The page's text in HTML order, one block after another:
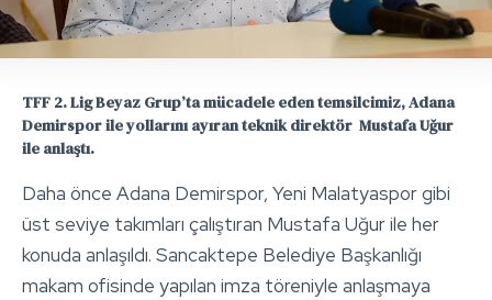
TFF 2. Lig Beyaz Grup’ta mücadele eden temsilcimiz, Adana
Demirspor ile yollarını ayıran teknik direktör Mustafa Uğur
ile anlaştı.
Daha önce Adana Demirspor, Yeni Malatyaspor gibi
üst seviye takımları çalıştıran Mustafa Uğur ile her
konuda anlaşıldı. Sancaktepe Belediye Başkanlığı
makam ofisinde yapılan imza töreniyle anlaşmaya